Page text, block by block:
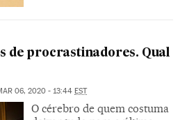
de procrastinadores. Qual
06, 2020 - 13:44 EST
O cérebro de quem costuma